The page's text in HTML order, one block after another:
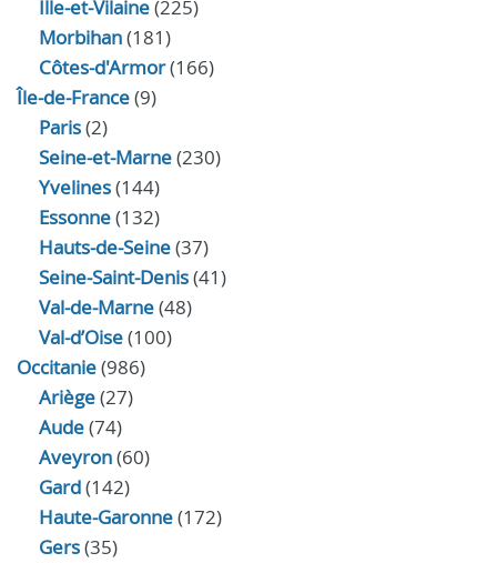
Ille-et-Vilaine(225)
Morbihan(181)
Côtes-d'Armor(166)
Île-de-France(9)
Paris(2)
Seine-et-Marne(230)
Yvelines(144)
Essonne(132)
Hauts-de-Seine(37)
Seine-Saint-Denis(41)
Val-de-Marne(48)
Val-d’Oise(100)
Occitanie(986)
Ariège(27)
Aude(74)
Aveyron(60)
Gard(142)
Haute-Garonne(172)
Gers(35)